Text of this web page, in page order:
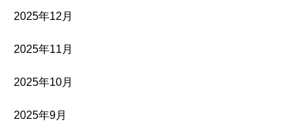
2025年12月
2025年11月
2025年10月
2025年9月